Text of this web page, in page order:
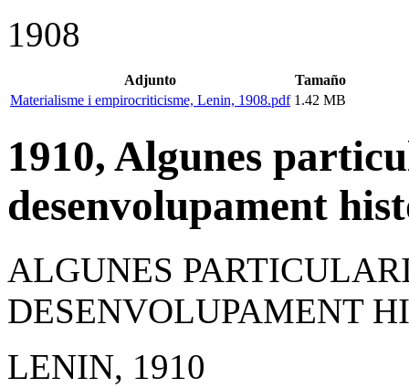
1908
Adjunto
Tamaño
Materialisme i empirocriticisme, Lenin, 1908.pdf 1.42 MB
1910, Algunes
desenvolupament
ALGUNES
DESENVOLUPAMENT
LENIN, 1910